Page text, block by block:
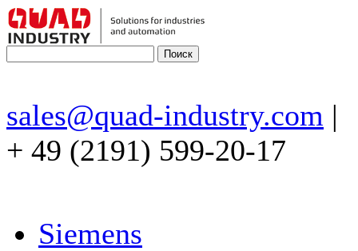
sales@quad-industry.com |
+ 49 (2191) 599-20-17
Siemens